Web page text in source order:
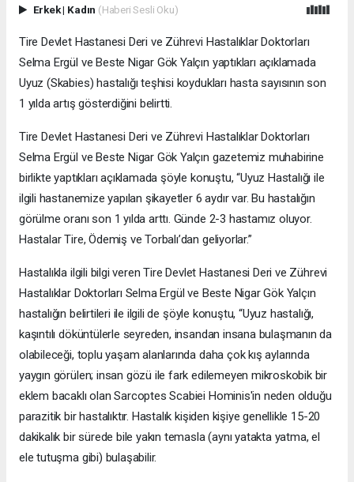
Erkek| Kadın (Haberi Sesli Oku)
Tire Devlet Hastanesi Deri ve Zührevi Hastalıklar Doktorları
Selma Ergül ve Beste Nigar Gök Yalçın yaptıkları açıklamada
Uyuz (Skabies) hastalığı teşhisi koydukları hasta sayısının son
1 yılda artış gösterdiğini belirtti.
Tire Devlet Hastanesi Deri ve Zührevi Hastalıklar Doktorları
Selma Ergül ve Beste Nigar Gök Yalçın gazetemiz muhabirine
birlikte yaptıkları açıklamada şöyle konuştu, “Uyuz Hastalığı ile
ilgili hastanemize yapılan şikayetler 6 aydır var. Bu hastalığın
görülme oranı son 1 yılda arttı. Günde 2-3 hastamız oluyor.
Hastalar Tire, Ödemiş ve Torbalı’dan geliyorlar.”
Hastalıkla ilgili bilgi veren Tire Devlet Hastanesi Deri ve Zührevi
Hastalıklar Doktorları Selma Ergül ve Beste Nigar Gök Yalçın
hastalığın belirtileri ile ilgili de şöyle konuştu, “Uyuz hastalığı,
kaşıntılı döküntülerle seyreden, insandan insana bulaşmanın da
olabileceği, toplu yaşam alanlarında daha çok kış aylarında
yaygın görülen; insan gözü ile fark edilemeyen mikroskobik bir
eklem bacaklı olan Sarcoptes Scabiei Hominis'in neden olduğu
parazitik bir hastalıktır. Hastalık kişiden kişiye genellikle 15-20
dakikalık bir sürede bile yakın temasla (aynı yatakta yatma, el
ele tutuşma gibi) bulaşabilir.